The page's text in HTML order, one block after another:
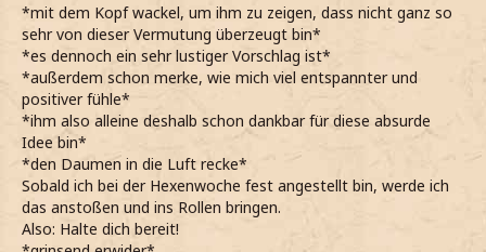
*mit dem Kopf wackel, um ihm zu zeigen, dass nicht ganz so
sehr von dieser Vermutung überzeugt bin*
*es dennoch ein sehr lustiger Vorschlag ist*
*außerdem schon merke, wie mich viel entspannter und
positiver fühle*
*ihm also alleine deshalb schon dankbar für diese absurde
Idee bin*
*den Daumen in die Luft recke*
Sobald ich bei der Hexenwoche fest angestellt bin, werde ich
das anstoßen und ins Rollen bringen.
Also: Halte dich bereit!